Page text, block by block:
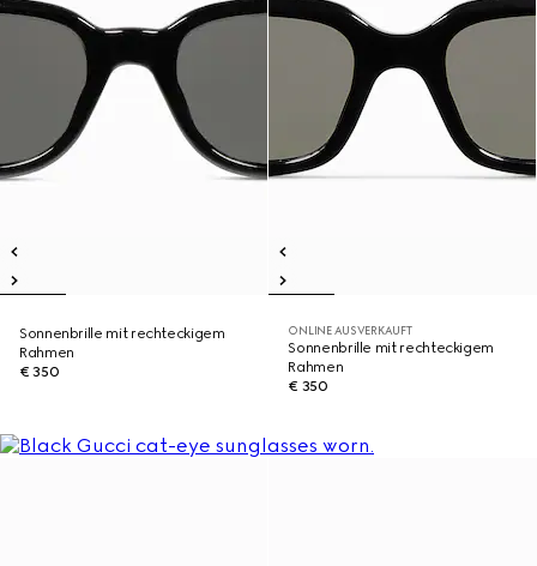
Sonnenbrille mit rechteckigem
Rahmen
€ 350
ONLINE AUSVERKAUFT
Sonnenbrille mit rechteckigem
Rahmen
€ 350